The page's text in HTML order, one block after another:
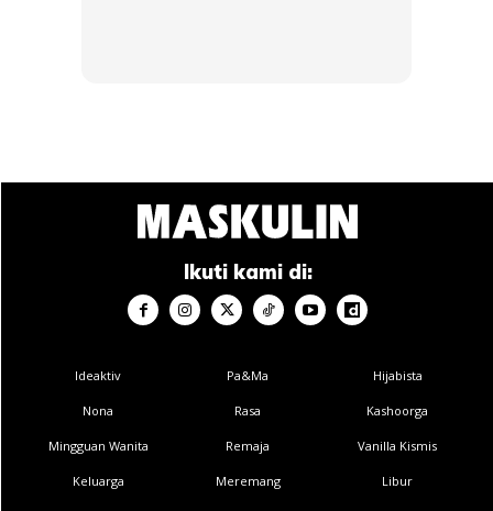
Perlengkapan dan Aksesori
Keselamatan
Keselamatan harus menjadi keutamaan anda saat
berbasikal. Beberapa perlengkapan penting yang perlu
Ikuti kami di:
Ideaktiv
Nona
Mingguan Wanita
Keluarga
Pa&Ma
Rasa
Remaja
Meremang
Hijabista
Kashoorga
Vanilla Kismis
Libur